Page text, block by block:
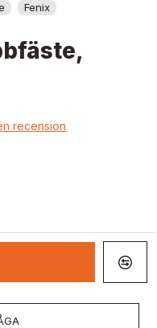
Fenix
recension